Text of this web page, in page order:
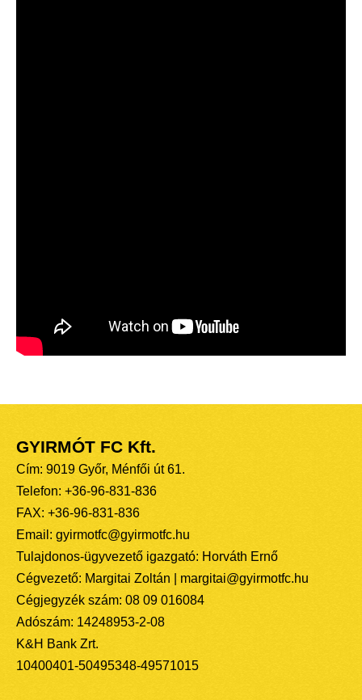
GYIRMÓT FC Kft.
Cím: 9019 Győr, Ménfői út 61.
Telefon: +36-96-831-836
FAX: +36-96-831-836
Email: gyirmotfc@gyirmotfc.hu
Tulajdonos-ügyvezető igazgató: Horváth Ernő
Cégvezető: Margitai Zoltán | margitai@gyirmotfc.hu
Cégjegyzék szám: 08 09 016084
Adószám: 14248953-2-08
K&H Bank Zrt.
10400401-50495348-49571015